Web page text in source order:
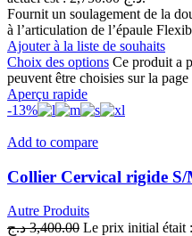
Fournit un soulagement de la
à l’articulation de l’épaule
Ajouter à la liste de souhaits
Choix des options Ce produit a
peuvent être choisies sur la
Aperçu rapide
-13%
Add to compare
Collier Cervical rigide
Autre Produits
3,400.00 د.ج